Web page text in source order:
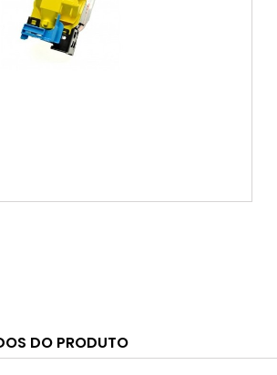
DO PRODUTO